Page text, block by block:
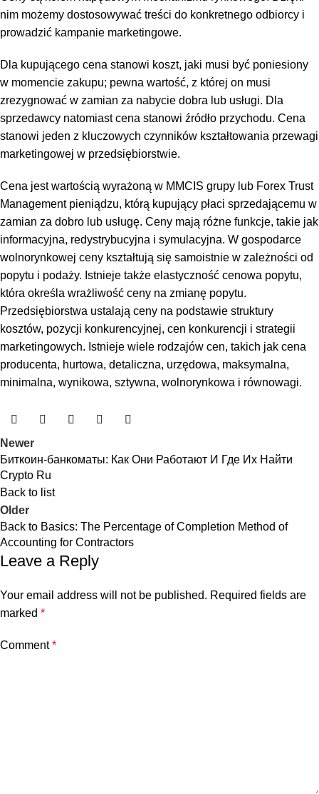
nim możemy dostosowywać treści do konkretnego odbiorcy i
prowadzić kampanie marketingowe.
Dla kupującego cena stanowi koszt, jaki musi być poniesiony
w momencie zakupu; pewna wartość, z której on musi
zrezygnować w zamian za nabycie dobra lub usługi. Dla
sprzedawcy natomiast cena stanowi źródło przychodu. Cena
stanowi jeden z kluczowych czynników kształtowania przewagi
marketingowej w przedsiębiorstwie.
Cena jest wartością wyrażoną w MMCIS grupy lub Forex Trust
Managementpieniądzu, którą kupujący płaci sprzedającemu w
zamian za dobro lub usługę. Ceny mają różne funkcje, takie jak
informacyjna, redystrybucyjna i symulacyjna. W gospodarce
wolnorynkowej ceny kształtują się samoistnie w zależności od
popytu i podaży. Istnieje także elastyczność cenowa popytu,
która określa wrażliwość ceny na zmianę popytu.
Przedsiębiorstwa ustalają ceny na podstawie struktury
kosztów, pozycji konkurencyjnej, cen konkurencji i strategii
marketingowych. Istnieje wiele rodzajów cen, takich jak cena
producenta, hurtowa, detaliczna, urzędowa, maksymalna,
minimalna, wynikowa, sztywna, wolnorynkowa i równowagi.
Newer
Биткоин-банкоматы: Как Они Работают И Где Их Найти
Crypto Ru
Back to list
Older
Back to Basics: The Percentage of Completion Method of
Accounting for Contractors
Leave a Reply
Your email address will not be published. Required fields are
marked *
Comment*